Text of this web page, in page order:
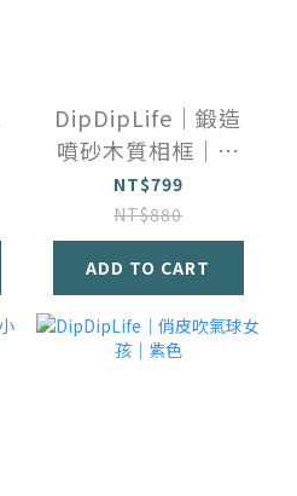
DipDipLife｜鍛造
噴砂木質相框｜十
二生肖
NT$799
NT$880
ADD TO CART